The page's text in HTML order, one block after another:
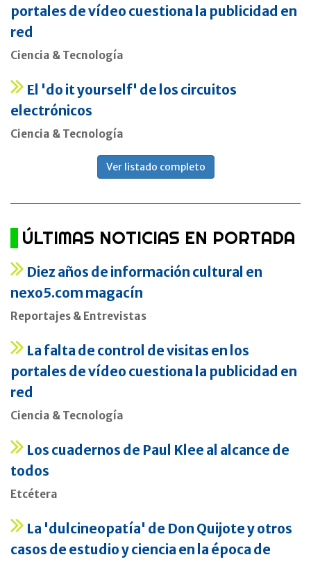
portales de vídeo cuestiona la publicidad en
red
Ciencia & Tecnología
El 'do it yourself' de los circuitos
electrónicos
Ciencia & Tecnología
Ver listado completo
ÚLTIMAS NOTICIAS EN PORTADA
Diez años de información cultural en
nexo5.com magacín
Reportajes & Entrevistas
La falta de control de visitas en los
portales de vídeo cuestiona la publicidad en
red
Ciencia & Tecnología
Los cuadernos de Paul Klee al alcance de
todos
Etcétera
La 'dulcineopatía' de Don Quijote y otros
casos de estudio y ciencia en la época de